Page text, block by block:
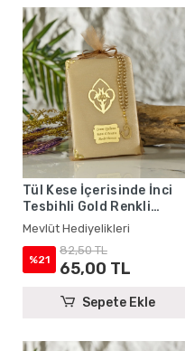
Tül Kese İçerisinde İnci
Tesbihli Gold Renkli
Şantuk Yasin Kitabı Seti -
Mevlüt Hediyelikleri
Mevlüt Hediyelikleri
%21
82,50 TL
65,00 TL
Sepete Ekle